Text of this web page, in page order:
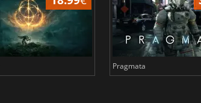
Pragmata